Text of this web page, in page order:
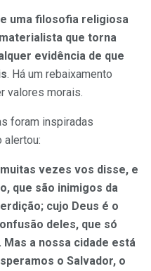
uma filosofia religiosa
que torna
evidência de que
. Há um rebaixamento
valores morais.
foram inspiradas
alertou:
vezes vos disse, e
que são inimigos da
cujo Deus é o
deles, que só
a nossa cidade está
o Salvador, o